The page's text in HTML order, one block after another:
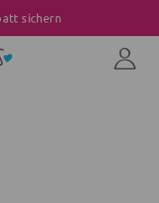
sichern